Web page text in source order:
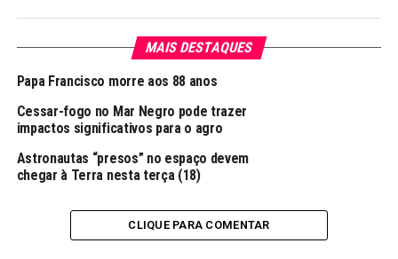
MAIS DESTAQUES
Papa Francisco morre aos 88 anos
Cessar-fogo no Mar Negro pode trazer
impactos significativos para o agro
Astronautas “presos” no espaço devem
chegar à Terra nesta terça (18)
CLIQUE PARA COMENTAR